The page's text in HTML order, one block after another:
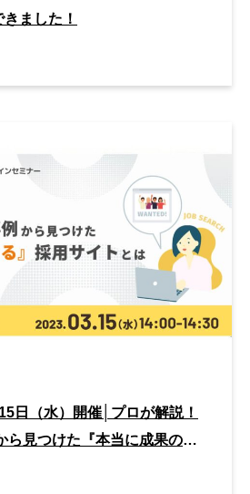
ました！
日（水）開催│プロが解説！
ら見つけた『本当に成果の出